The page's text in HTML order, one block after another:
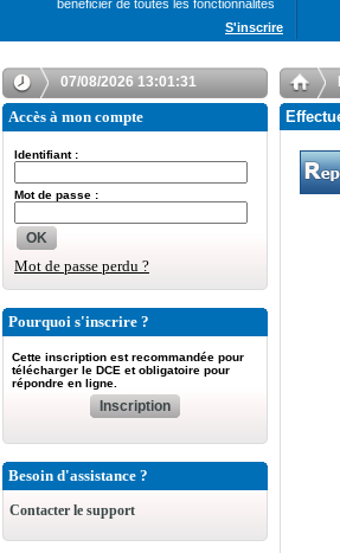
bénéficier de toutes les fonctionnalités
S'inscrire
07/08/2026 13:01:31
Accès à mon compte
Identifiant :
Mot de passe :
OK
Mot de passe perdu ?
Pourquoi s'inscrire ?
Cette inscription est recommandée pour
télécharger le DCE et obligatoire pour
répondre en ligne.
Inscription
Besoin d'assistance ?
Contacter le support